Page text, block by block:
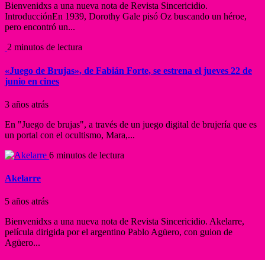
Bienvenidxs a una nueva nota de Revista Sincericidio.
IntroducciónEn 1939, Dorothy Gale pisó Oz buscando un héroe,
pero encontró un...
2 minutos de lectura
«Juego de Brujas», de Fabián Forte, se estrena el jueves 22 de
junio en cines
3 años atrás
En "Juego de brujas", a través de un juego digital de brujería que es
un portal con el ocultismo, Mara,...
6 minutos de lectura
Akelarre
5 años atrás
Bienvenidxs a una nueva nota de Revista Sincericidio. Akelarre,
película dirigida por el argentino Pablo Agüero, con guion de
Agüero...